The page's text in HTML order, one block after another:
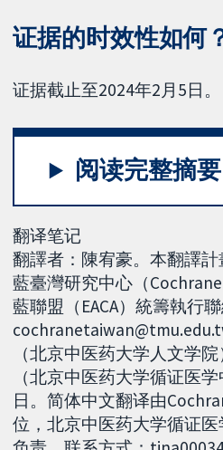
证据的时效性如何
证据截止至2024年2月5日。
阅读完整摘要
翻译笔记
翻譯者：陳宥豪。本翻譯
藍臺灣研究中心（
藍聯盟（EACA）統籌執行
（北京中医药大学人文学
（北京中医药大学循证医
日。简体中文翻译由
位，北京中医药大学循证